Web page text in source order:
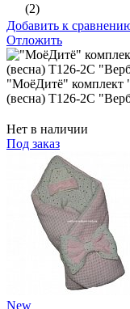
(2)
Добавить к
Отложить
"МоёДитё" комплект
(весна) Т126-2С
Нет в наличии
Под заказ
New